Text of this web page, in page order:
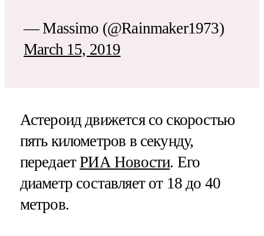
— Massimo (@Rainmaker1973)
March 15, 2019
Астероид движется со скоростью
пять километров в секунду,
передаетРИА Новости. Его
диаметр составляет от 18 до 40
метров.